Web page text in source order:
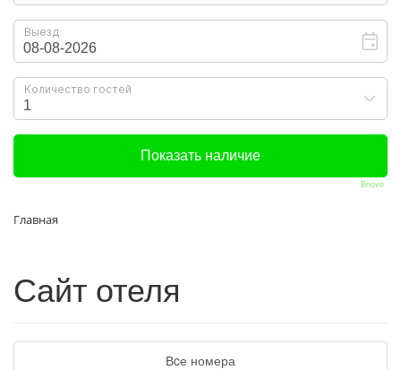
Bnovo
Главная
Сайт отеля
Вcе номера